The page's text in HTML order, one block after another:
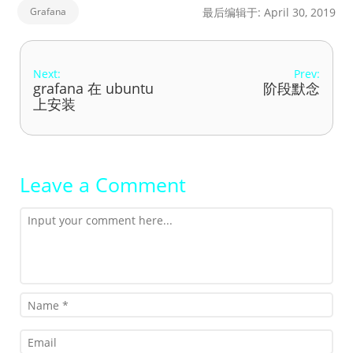
Grafana 最后编辑于: April 30, 2019
Next:
grafana 在 ubuntu
上安装
Prev:
阶段默念
Leave a Comment